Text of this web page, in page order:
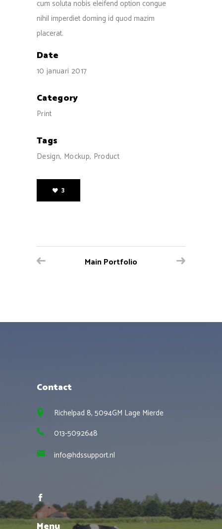
cum soluta nobis eleifend option congue
nihil imperdiet doming id quod mazim
placerat.
Date
10 januari 2017
Category
Print
Tags
Design, Mockup, Product
3
Main Portfolio
Contact
Richelpad 8, 5094GM Lage Mierde
013-5092648
info@hdssupport.nl